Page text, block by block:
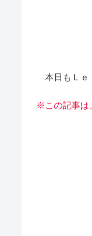
本日もＬｅ
※この記事は